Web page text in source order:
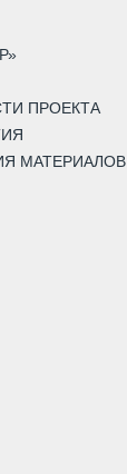
ПРОЕКТА
МАТЕРИАЛОВ